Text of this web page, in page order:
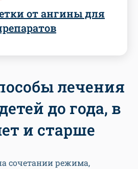
от ангины для
лечения
до года, в
и старше
сочетании режима,